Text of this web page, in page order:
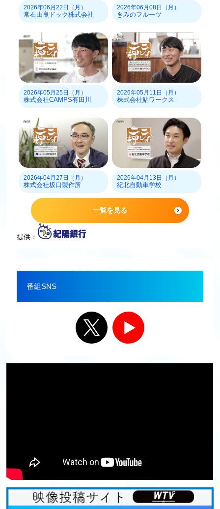
2026年06月22日（月）
常石由良ドック株式会社
2026年06月08日（月）
きみのフルーツ
2026年05月25日（月）
株式会社CAMPS有田川
2026年05月11日（月）
株式会社鮎ワークス
2026年04月27日（月）
株式会社坂口製作所
2026年04月13日（月）
紀北自動車学校
一覧を見る
提供：
番組SNS